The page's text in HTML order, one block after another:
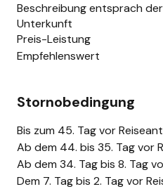
Beschreibung entsprach der
Unterkunft
Preis-Leistung
Empfehlenswert
Stornobedingung
Bis zum 45. Tag vor
Ab dem 44. bis 35. Tag vor
Ab dem 34. Tag bis 8. Tag
Dem 7. Tag bis 2. Tag vor